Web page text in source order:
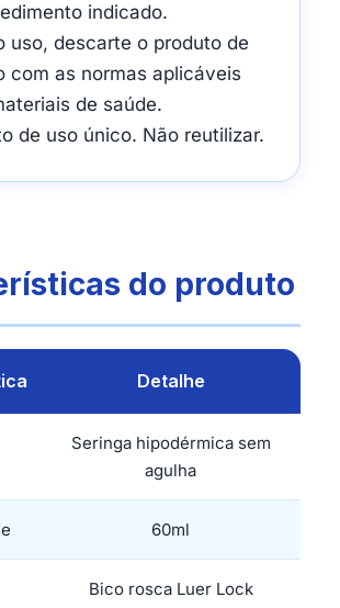
indicado.
uso, descarte o produto de
com as normas aplicáveis
de saúde.
de uso único. Não reutilizar.
do produto
Detalhe
Seringa hipodérmica sem
agulha
60ml
Bico rosca Luer Lock